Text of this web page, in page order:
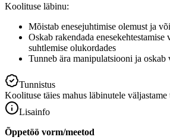
Koolituse läbinu:
Mõistab enesejuhtimise olemust ja
Oskab rakendada enesekehtestamise
suhtlemise olukordades
Tunneb ära manipulatsiooni ja oskab
Tunnistus
Koolituse täies mahus läbinutele väljastame
Lisainfo
Õppetöö vorm/meetod